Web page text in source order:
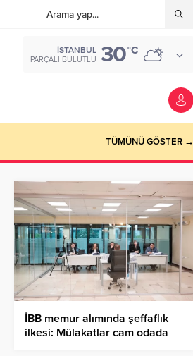
İSTANBUL
PARÇALI BULUTLU 30°C
TÜMÜNÜ GÖSTER →
İBB memur alımında şeffaflık
ilkesi: Mülakatlar cam odada